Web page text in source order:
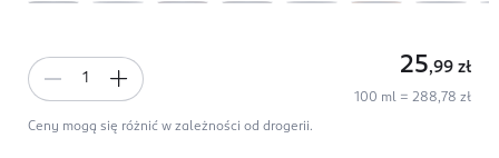
25,99 zł
100 ml = 288,78 zł
Ceny mogą się różnić w zależności od drogerii.